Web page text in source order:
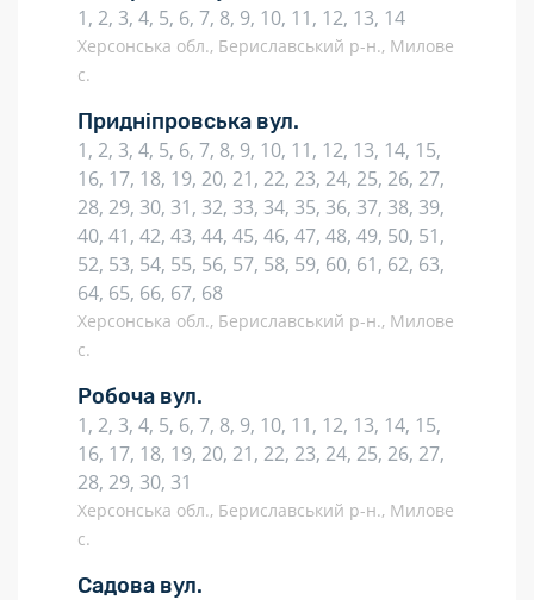
1, 2, 3, 4, 5, 6, 7, 8, 9, 10, 11, 12, 13, 14
Херсонська обл., Бериславський р-н., Милове
с.
Придніпровська вул.
1, 2, 3, 4, 5, 6, 7, 8, 9, 10, 11, 12, 13, 14, 15,
16, 17, 18, 19, 20, 21, 22, 23, 24, 25, 26, 27,
28, 29, 30, 31, 32, 33, 34, 35, 36, 37, 38, 39,
40, 41, 42, 43, 44, 45, 46, 47, 48, 49, 50, 51,
52, 53, 54, 55, 56, 57, 58, 59, 60, 61, 62, 63,
64, 65, 66, 67, 68
Херсонська обл., Бериславський р-н., Милове
с.
Робоча вул.
1, 2, 3, 4, 5, 6, 7, 8, 9, 10, 11, 12, 13, 14, 15,
16, 17, 18, 19, 20, 21, 22, 23, 24, 25, 26, 27,
28, 29, 30, 31
Херсонська обл., Бериславський р-н., Милове
с.
Садова вул.